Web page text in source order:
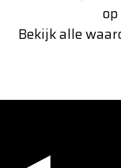
Bekijk alle